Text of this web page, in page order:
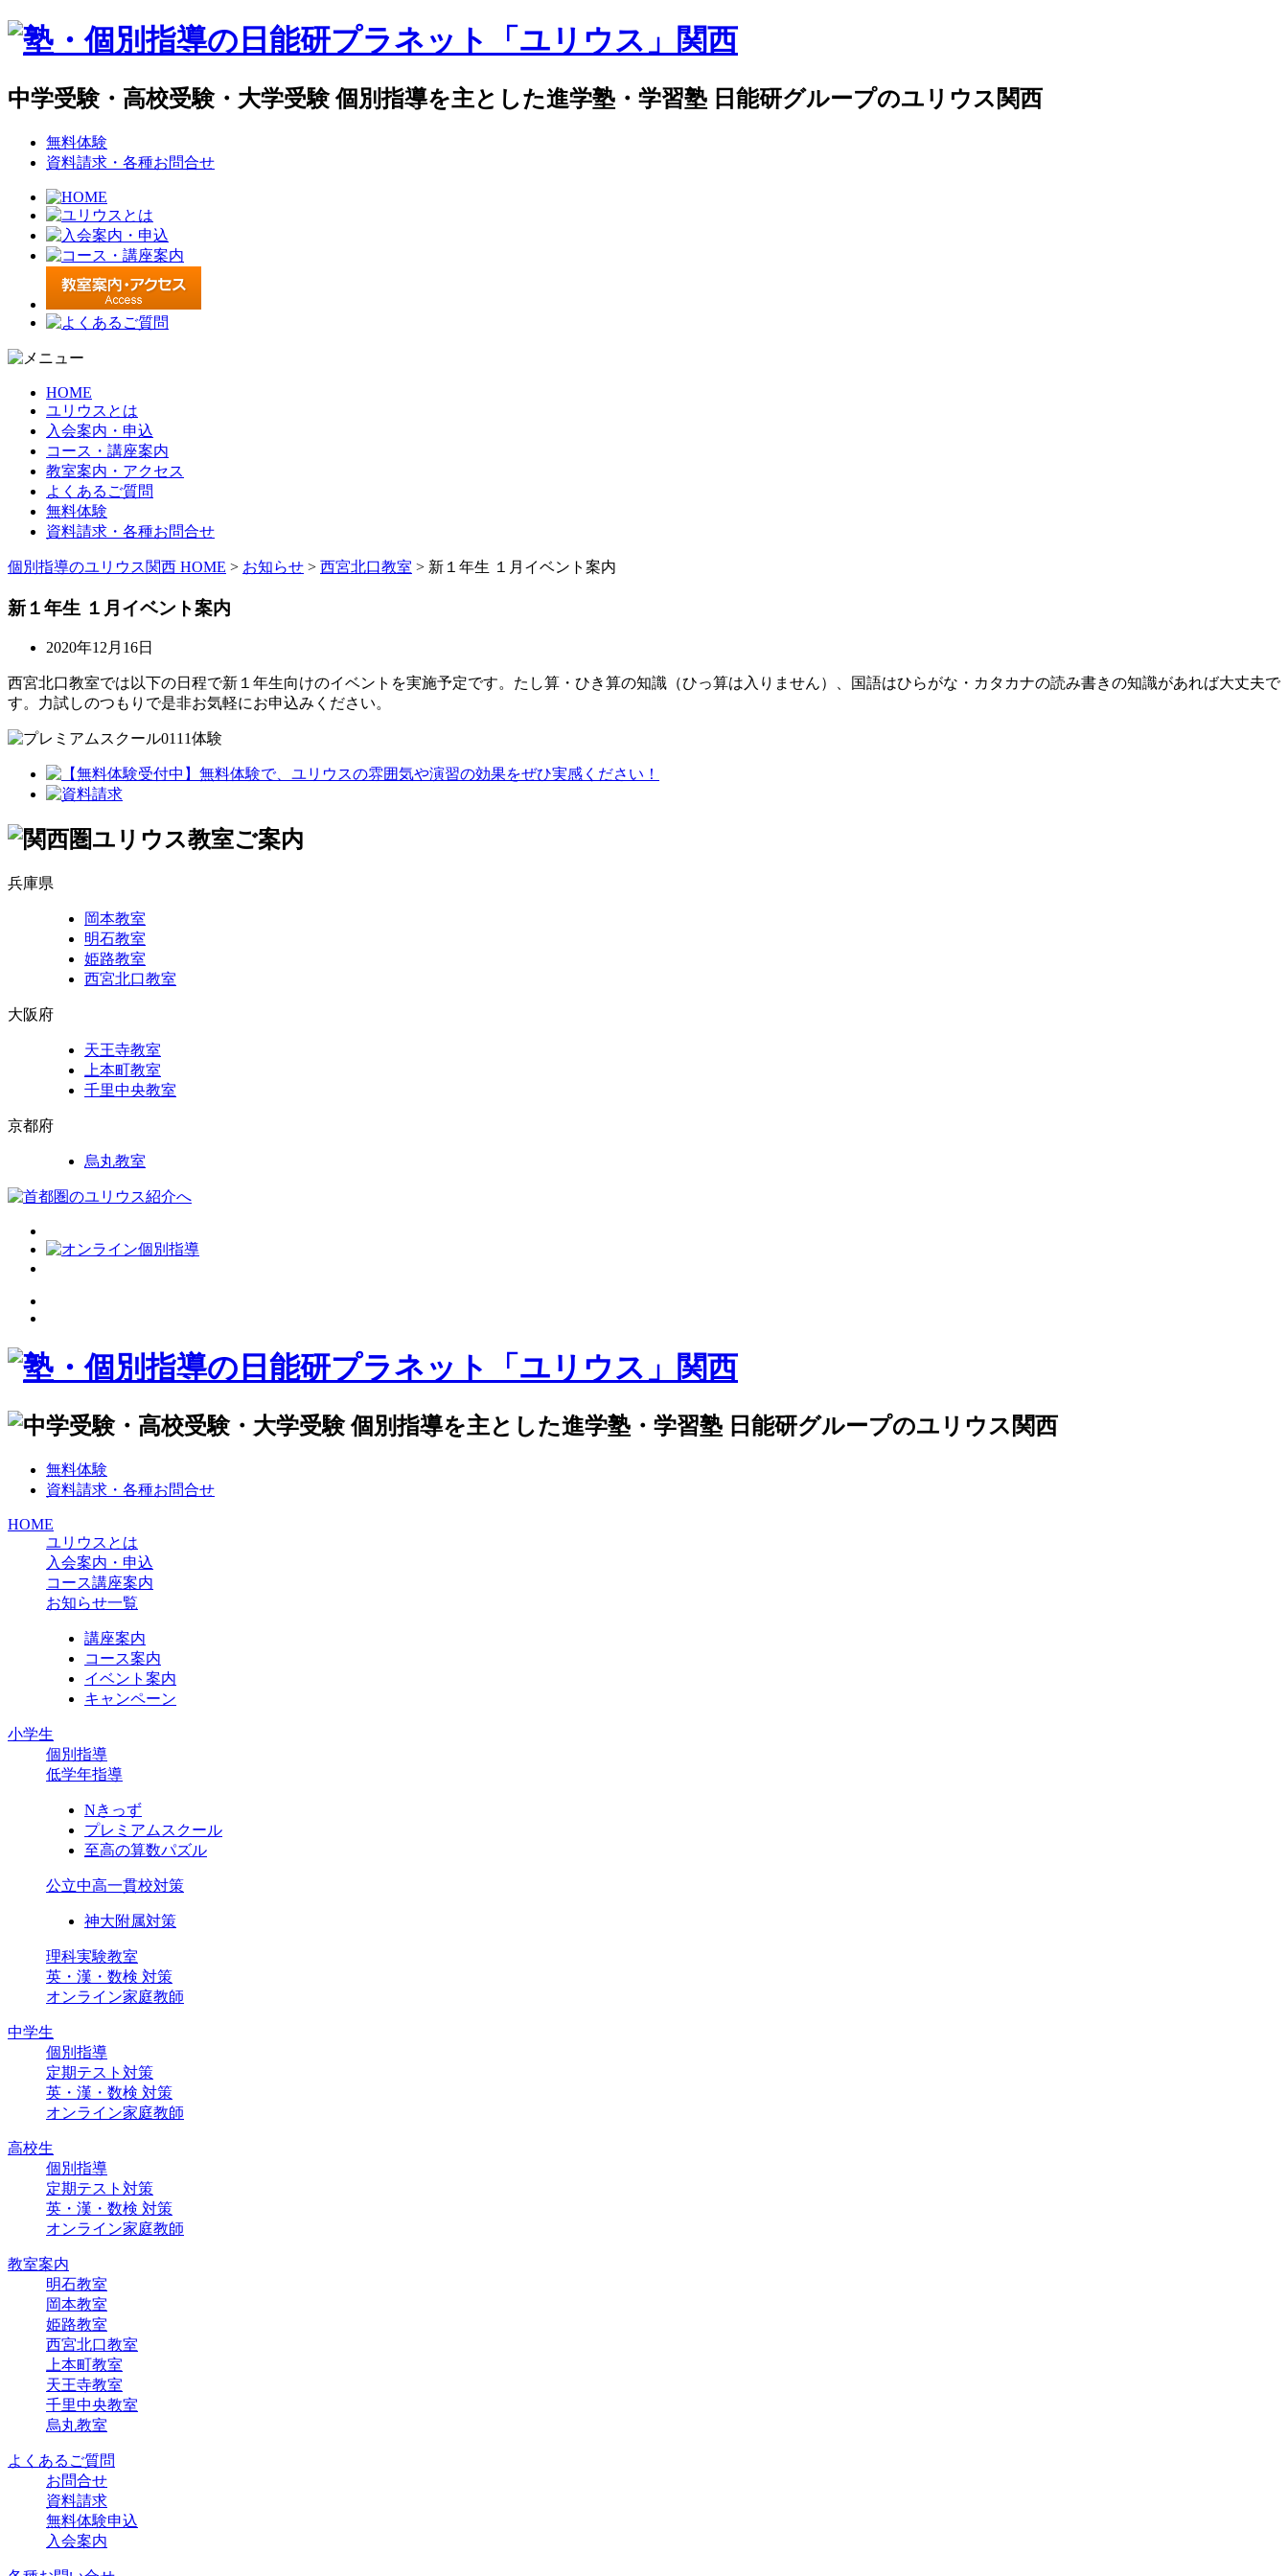
中学受験・高校受験・大学受験 個別指導を主とした進学塾・学習塾 日能研グループのユリウス関西
無料体験
資料請求・各種お問合せ
HOME
ユリウスとは
入会案内・申込
コース・講座案内
教室案内・アクセス
よくあるご質問
無料体験
資料請求・各種お問合せ
個別指導のユリウス関西 HOME > お知らせ > 西宮北口教室 > 新１年生 １月イベント案内
新１年生 １月イベント案内
2020年12月16日
西宮北口教室では以下の日程で新１年生向けのイベントを実施予定です。たし算・ひき算の知識（ひっ算は入りません）、国語はひらがな・カタカナの読み書きの知識があれば大丈夫で
す。力試しのつもりで是非お気軽にお申込みください。
兵庫県
岡本教室
明石教室
姫路教室
西宮北口教室
大阪府
天王寺教室
上本町教室
千里中央教室
京都府
烏丸教室
無料体験
資料請求・各種お問合せ
HOME
ユリウスとは
入会案内・申込
コース講座案内
お知らせ一覧
講座案内
コース案内
イベント案内
キャンペーン
小学生
個別指導
低学年指導
Nきっず
プレミアムスクール
至高の算数パズル
公立中高一貫校対策
神大附属対策
理科実験教室
英・漢・数検 対策
オンライン家庭教師
中学生
個別指導
定期テスト対策
英・漢・数検 対策
オンライン家庭教師
高校生
個別指導
定期テスト対策
英・漢・数検 対策
オンライン家庭教師
教室案内
明石教室
岡本教室
姫路教室
西宮北口教室
上本町教室
天王寺教室
千里中央教室
烏丸教室
よくあるご質問
お問合せ
資料請求
無料体験申込
入会案内